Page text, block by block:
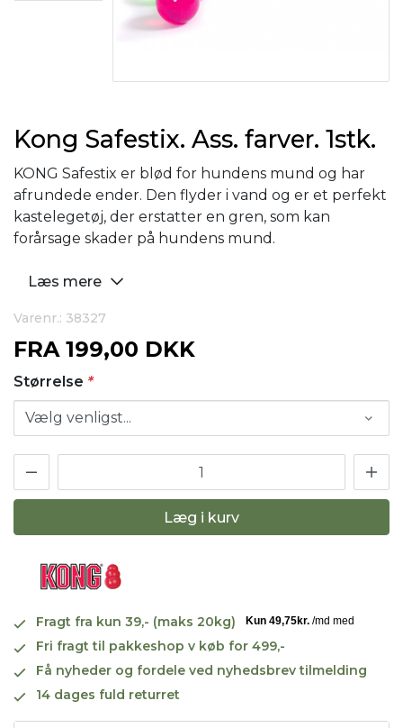
Kong Safestix. Ass. farver. 1stk.
KONG Safestix er blød for hundens mund og har
afrundede ender. Den flyder i vand og er et perfekt
kastelegetøj, der erstatter en gren, som kan
forårsage skader på hundens mund.
Læs mere
Varenr.: 38327
FRA 199,00 DKK
Størrelse *
Læg i kurv
Fragt fra kun 39,- (maks 20kg)
Fri fragt til pakkeshop v køb for 499,-
Få nyheder og fordele ved nyhedsbrev tilmelding
14 dages fuld returret